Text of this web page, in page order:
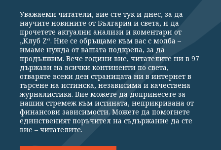
Общи условия
Политика за поверителност
Реклама
Партньори Контакти
За Клуб Z
Екип
Подкрепете ни
Издател на www.clubz.bg е „Клуб Зебра Медия“ ЕООД, София, ул. "Алеко
Константинов" 3. Всички права запазени 2026 „Клуб Зебра Медия“
Препечатването на материали, снимки и видео от www.clubz.bg без
Уважаеми читатели, вие сте тук и днес, за да
научите новините от България и света, и да
прочетете актуални анализи и коментари от
„Клуб Z“. Ние се обръщаме към вас с молба –
имаме нужда от вашата подкрепа, за да
продължим. Вече години вие, читателите ни в 97
държави на всички континенти по света,
отваряте всеки ден страницата ни в интернет в
търсене на истинска, независима и качествена
журналистика. Вие можете да допринесете за
нашия стремеж към истината, неприкривана от
финансови зависимости. Можете да помогнете
единственият поръчител на съдържание да сте
вие – читателите.